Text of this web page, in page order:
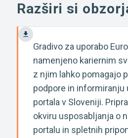
Razširi si
Gradivo za uporabo
namenjeno kariernim
z njim lahko pomagajo
podpore in informiranju
portala v Sloveniji.
okviru usposabljanja o
portalu in spletnih